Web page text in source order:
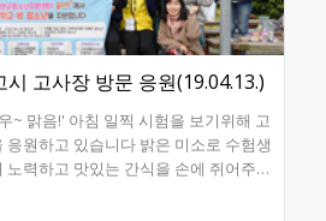
고사장 방문 응원(19.04.13.)
을 보기위해 고
습니다 밝은 미소로 수험생
을 손에 쥐어주기